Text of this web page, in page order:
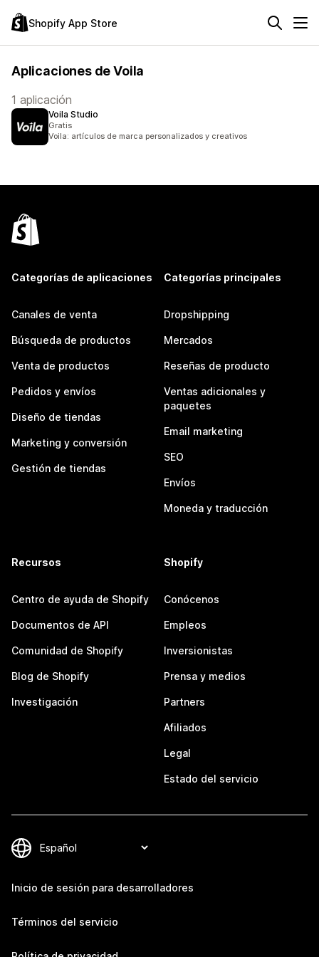
Shopify App Store
Aplicaciones de Voila
1 aplicación
Voila Studio
Gratis
Voila: artículos de marca personalizados y creativos
Categorías de aplicaciones
Canales de venta
Búsqueda de productos
Venta de productos
Pedidos y envíos
Diseño de tiendas
Marketing y conversión
Gestión de tiendas
Categorías principales
Dropshipping
Mercados
Reseñas de producto
Ventas adicionales y
paquetes
Email marketing
SEO
Envíos
Moneda y traducción
Recursos
Centro de ayuda de Shopify
Documentos de API
Comunidad de Shopify
Blog de Shopify
Investigación
Shopify
Conócenos
Empleos
Inversionistas
Prensa y medios
Partners
Afiliados
Legal
Estado del servicio
Inicio de sesión para desarrolladores
Términos del servicio